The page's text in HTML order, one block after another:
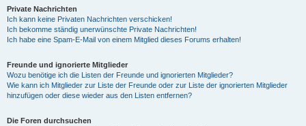
Private Nachrichten
Ich kann keine Privaten Nachrichten verschicken!
Ich bekomme ständig unerwünschte Private Nachrichten!
Ich habe eine Spam-E-Mail von einem Mitglied dieses Forums erhalten!
Freunde und ignorierte Mitglieder
Wozu benötige ich die Listen der Freunde und ignorierten Mitglieder?
Wie kann ich Mitglieder zur Liste der Freunde oder zur Liste der ignorierten Mitglieder
hinzufügen oder diese wieder aus den Listen entfernen?
Die Foren durchsuchen